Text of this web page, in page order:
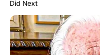
Did Next